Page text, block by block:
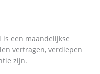
is een maandelijkse
vertragen, verdiepen
zijn.